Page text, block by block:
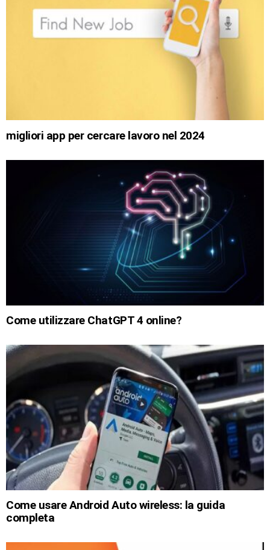
migliori app per cercare lavoro nel 2024
Come utilizzare ChatGPT 4 online?
Come usare Android Auto wireless: la guida
completa